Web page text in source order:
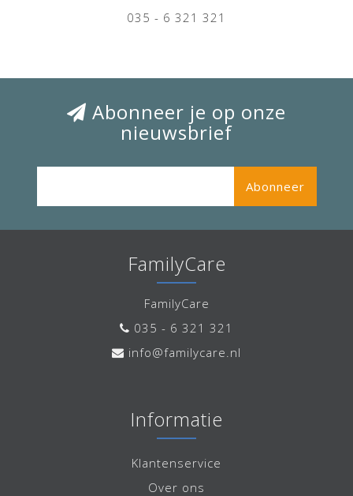
035 - 6 321 321
Abonneer je op onze
nieuwsbrief
Abonneer
FamilyCare
FamilyCare
035 - 6 321 321
info@familycare.nl
Informatie
Klantenservice
Over ons